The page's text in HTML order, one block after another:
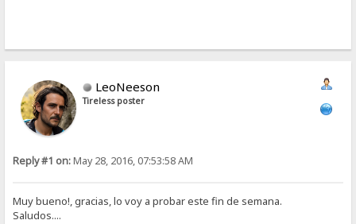
LeoNeeson
Tireless poster
Reply #1 on:May 28, 2016, 07:53:58 AM
Muy bueno!, gracias, lo voy a probar este fin de semana.
Saludos....